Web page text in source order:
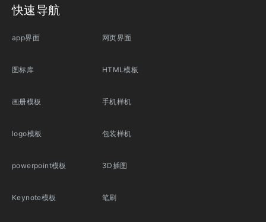
快速导航
app界面
图标库
画册模板
logo模板
powerpoint模板
Keynote模板
网页界面
HTML模板
手机样机
包装样机
3D插图
笔刷